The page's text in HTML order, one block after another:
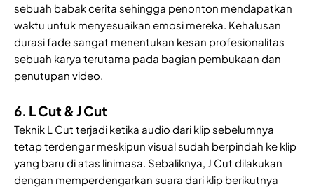
sebuah babak cerita sehingga penonton mendapatkan
waktu untuk menyesuaikan emosi mereka. Kehalusan
durasi fade sangat menentukan kesan profesionalitas
sebuah karya terutama pada bagian pembukaan dan
penutupan video.
6. L Cut & J Cut
Teknik L Cut terjadi ketika audio dari klip sebelumnya
tetap terdengar meskipun visual sudah berpindah ke klip
yang baru di atas linimasa. Sebaliknya, J Cut dilakukan
dengan memperdengarkan suara dari klip berikutnya